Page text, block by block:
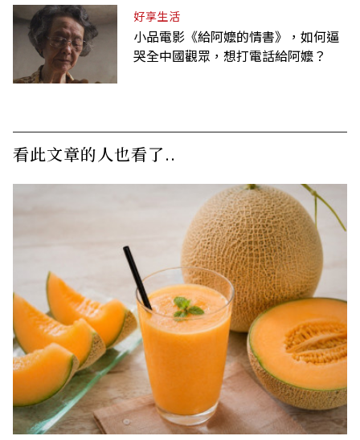
好享生活
小品電影《給阿嬤的情書》，如何逼
哭全中國觀眾，想打電話給阿嬤？
看此文章的人也看了..